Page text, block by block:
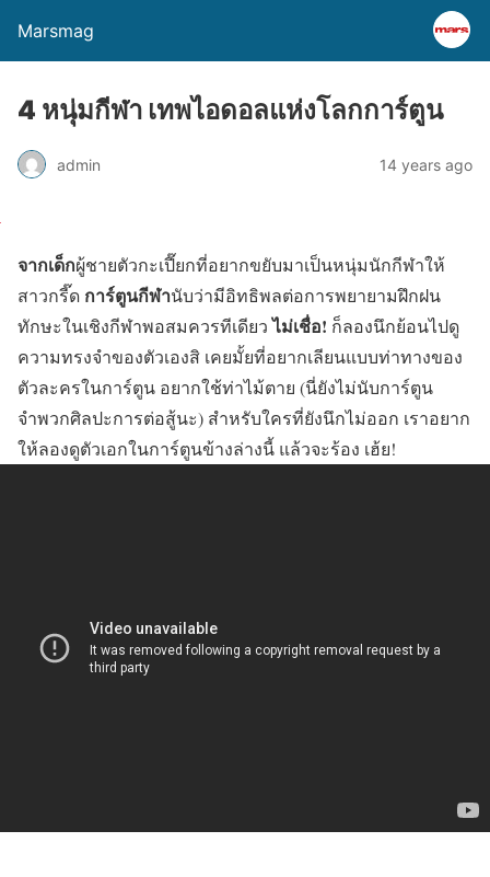
Marsmag
4 หนุ่มกีฬา เทพไอดอลแห่งโลกการ์ตูน
admin 14 years ago
จากเด็กผู้ชายตัวกะเปี๊ยกที่อยากขยับมาเป็นหนุ่มนักกีฬาให้
สาวกรี๊ด การ์ตูนกีฬานับว่ามีอิทธิพลต่อการพยายามฝึกฝน
ทักษะในเชิงกีฬาพอสมควรทีเดียวไม่เชื่อ! ก็ลองนึกย้อนไปดู
ความทรงจำของตัวเองสิ เคยมั้ยที่อยากเลียนแบบท่าทางของ
ตัวละครในการ์ตูน อยากใช้ท่าไม้ตาย (นี่ยังไม่นับการ์ตูน
จำพวกศิลปะการต่อสู้นะ) สำหรับใครที่ยังนึกไม่ออก เราอยาก
ให้ลองดูตัวเอกในการ์ตูนข้างล่างนี้ แล้วจะร้อง เฮ้ย!